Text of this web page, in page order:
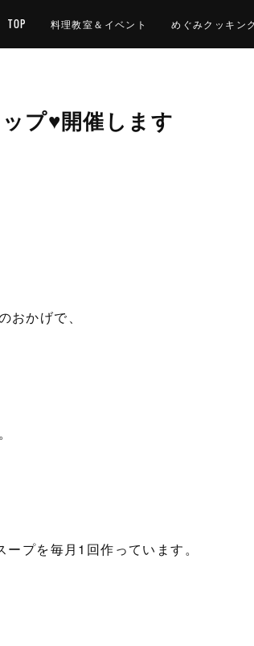
TOP 料理教室＆イベント めぐみクッキン
プ♥開催します
おかげで、
プを毎月1回作っています。